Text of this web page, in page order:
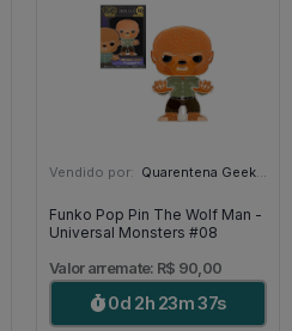
Vendido por: Quarentena Geek Store - SP
Funko Pop Pin The Wolf Man -
Universal Monsters #08
Valor arremate: R$ 90,00
0d 2h 23m 36s